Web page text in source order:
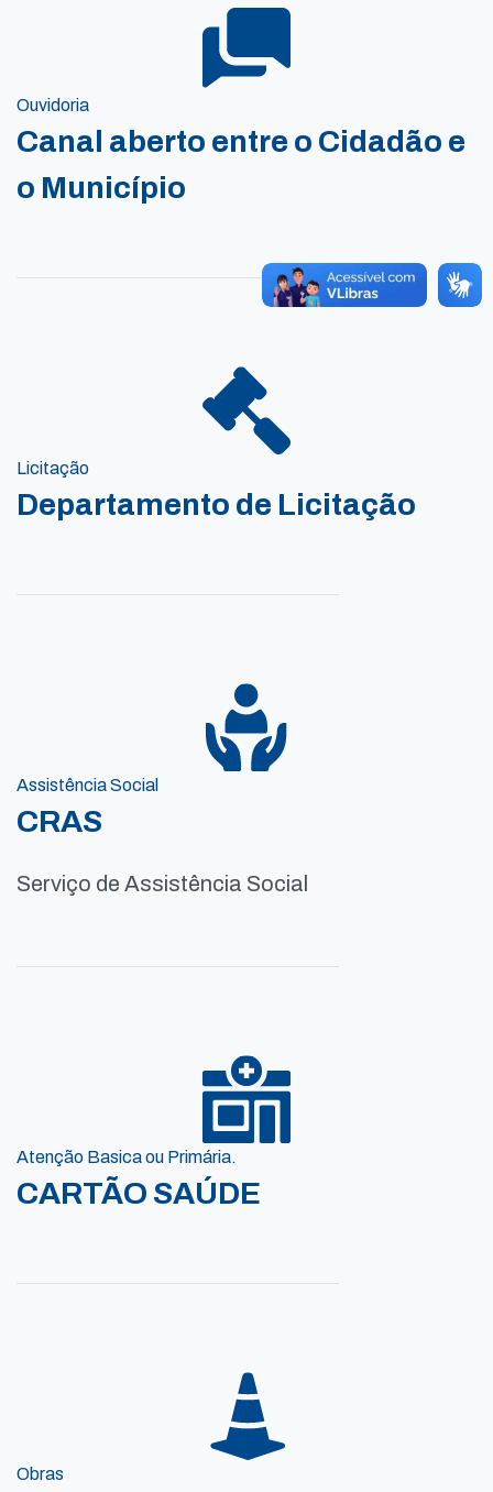
Ouvidoria
Canal aberto entre o Cidadão e
o Município
Licitação
Departamento de Licitação
Assistência Social
CRAS
Serviço de Assistência Social
Atenção Basica ou Primária.
CARTÃO SAÚDE
Obras